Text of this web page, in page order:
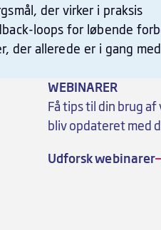
der virker i praksis
loops for løbende
der allerede er i gang
WEBINARER
Få tips til din brug
bliv opdateret med
Udforsk webinarer